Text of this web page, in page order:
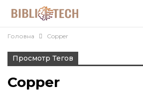
Головна Copper
Просмотр Тегов
Copper